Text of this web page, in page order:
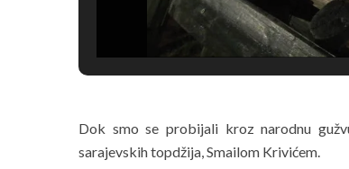
Dok smo se probijali kroz narodnu
sarajevskih topdžija, Smailom Krivićem.